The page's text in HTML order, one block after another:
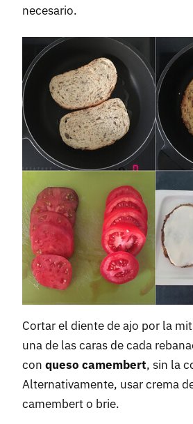
necesario.
Cortar el diente de ajo por la
una de las caras de cada
con queso camembert, sin la
Alternativamente, usar crema
camembert o brie.